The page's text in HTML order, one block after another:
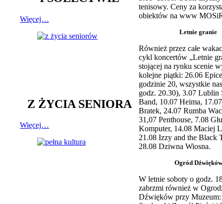
Więcej…
Z ŻYCIA SENIORA
Więcej…
tenisowy. Ceny za
obiektów na www
Letnie granie
Również przez całe
cykl koncertów „Letnie
stojącej na rynku scenie
kolejne piątki: 26.06
godzinie 20, wszystkie
godz. 20.30), 3.07 Lublin
Band, 10.07 Heima,
Bratek, 24.07 Rumba
31,07 Penthouse, 7.08
Komputer, 14.08 Maciej
21.08 Izzy and the Black
28.08 Dziwna Wiosna.
Ogród Dźwięków
W letnie soboty o godz.
zabrzmi również w
Dźwięków przy